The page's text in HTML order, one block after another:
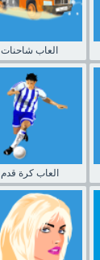
العاب شاحنات
العاب كرة قدم